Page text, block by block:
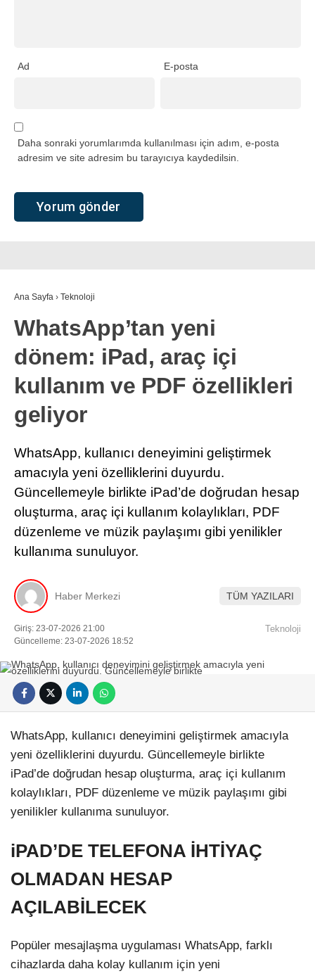
Ad E-posta
Daha sonraki yorumlarımda kullanılması için adım, e-posta
adresim ve site adresim bu tarayıcıya kaydedilsin.
Ana Sayfa › Teknoloji
WhatsApp’tan yeni
dönem: iPad, araç içi
kullanım ve PDF özellikleri
geliyor
WhatsApp, kullanıcı deneyimini geliştirmek
amacıyla yeni özelliklerini duyurdu.
Güncellemeyle birlikte iPad’de doğrudan hesap
oluşturma, araç içi kullanım kolaylıkları, PDF
düzenleme ve müzik paylaşımı gibi yenilikler
kullanıma sunuluyor.
Haber Merkezi TÜM YAZILARI
Giriş: 23-07-2026 21:00
Güncelleme: 23-07-2026 18:52
Teknoloji
WhatsApp, kullanıcı deneyimini geliştirmek amacıyla
yeni özelliklerini duyurdu. Güncellemeyle birlikte
iPad’de doğrudan hesap oluşturma, araç içi kullanım
kolaylıkları, PDF düzenleme ve müzik paylaşımı gibi
yenilikler kullanıma sunuluyor.
iPAD’DE TELEFONA İHTİYAÇ
OLMADAN HESAP
AÇILABİLECEK
Popüler mesajlaşma uygulaması WhatsApp, farklı
cihazlarda daha kolay kullanım için yeni